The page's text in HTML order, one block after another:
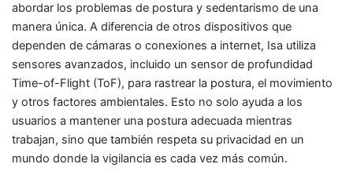
abordar los problemas de postura y sedentarismo de una
manera única. A diferencia de otros dispositivos que
dependen de cámaras o conexiones a internet, Isa utiliza
sensores avanzados, incluido un sensor de profundidad
Time-of-Flight (ToF), para rastrear la postura, el movimiento
y otros factores ambientales. Esto no solo ayuda a los
usuarios a mantener una postura adecuada mientras
trabajan, sino que también respeta su privacidad en un
mundo donde la vigilancia es cada vez más común.